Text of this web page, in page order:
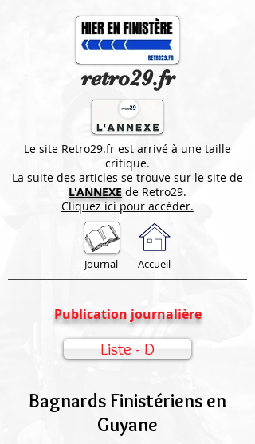
retro29.fr
Le site Retro29.fr est arrivé à une taille
critique.
La suite des articles se trouve sur le site de
L'ANNEXE de Retro29.
Cliquez ici pour accéder.
Journal Accueil
Publication journalière
Liste - D
Bagnards Finistériens en
Guyane